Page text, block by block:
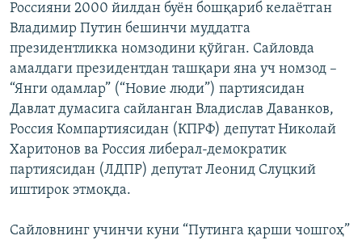
Россияни 2000 йилдан буён бошқариб келаётган
Владимир Путин бешинчи муддатга
президентликка номзодини қўйган. Сайловда
амалдаги президентдан ташқари яна уч номзод –
“Янги одамлар” (“Новие люди”) партиясидан
Давлат думасига сайланган Владислав Даванков,
Россия Компартиясидан (КПРФ) депутат Николай
Харитонов ва Россия либерал-демократик
партиясидан (ЛДПР) депутат Леонид Слуцкий
иштирок этмоқда.
Сайловнинг учинчи куни “Путинга қарши чошгоҳ”